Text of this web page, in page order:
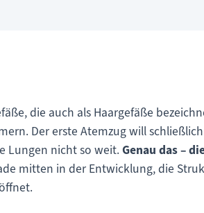
die auch als Haargefäße
Der erste Atemzug will
Lungen nicht so weit. Genau das –
mitten in der Entwicklung, die